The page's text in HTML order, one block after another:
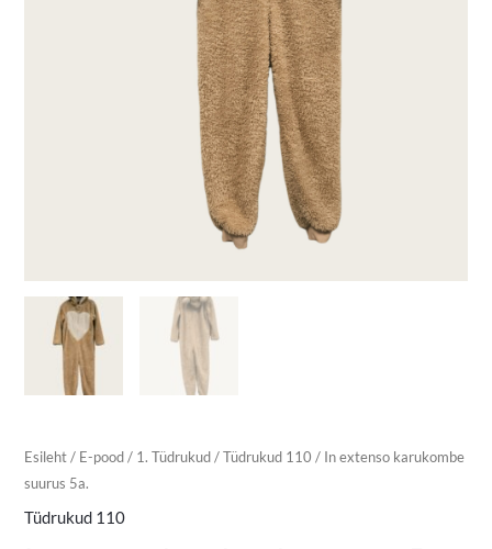
Esileht/ E-pood/ 1. Tüdrukud/Tüdrukud 110 / In extenso karukombe
suurus 5a.
Tüdrukud 110